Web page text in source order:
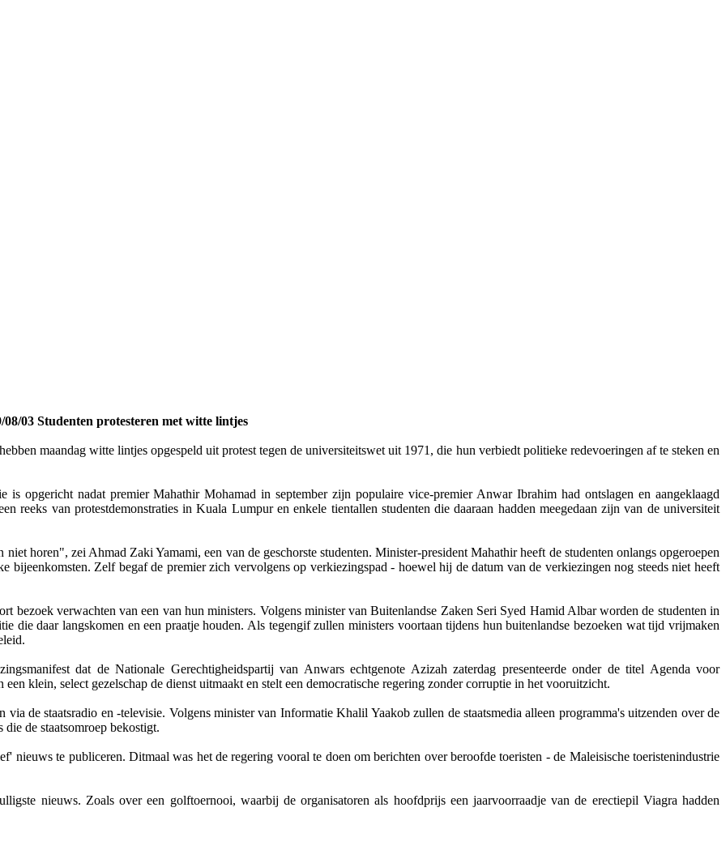
08/03 Studenten protesteren met witte lintjes
maandag witte lintjes opgespeld uit protest tegen de universiteitswet uit 1971, die hun verbiedt politieke redevoeringen af te steken en
is opgericht nadat premier Mahathir Mohamad in september zijn populaire vice-premier Anwar Ibrahim had ontslagen en aangeklaagd
reeks van protestdemonstraties in Kuala Lumpur en enkele tientallen studenten die daaraan hadden meegedaan zijn van de universiteit
horen", zei Ahmad Zaki Yamami, een van de geschorste studenten. Minister-president Mahathir heeft de studenten onlangs opgeroepen
bijeenkomsten. Zelf begaf de premier zich vervolgens op verkiezingspad - hoewel hij de datum van de verkiezingen nog steeds niet heeft
bezoek verwachten van een van hun ministers. Volgens minister van Buitenlandse Zaken Seri Syed Hamid Albar worden de studenten in
die daar langskomen en een praatje houden. Als tegengif zullen ministers voortaan tijdens hun buitenlandse bezoeken wat tijd vrijmaken
dat de Nationale Gerechtigheidspartij van Anwars echtgenote Azizah zaterdag presenteerde onder de titel Agenda voor
klein, select gezelschap de dienst uitmaakt en stelt een democratische regering zonder corruptie in het vooruitzicht.
de staatsradio en -televisie. Volgens minister van Informatie Khalil Yaakob zullen de staatsmedia alleen programma's uitzenden over de
de staatsomroep bekostigt.
nieuws te publiceren. Ditmaal was het de regering vooral te doen om berichten over beroofde toeristen - de Maleisische toeristenindustrie
nieuws. Zoals over een golftoernooi, waarbij de organisatoren als hoofdprijs een jaarvoorraadje van de erectiepil Viagra hadden